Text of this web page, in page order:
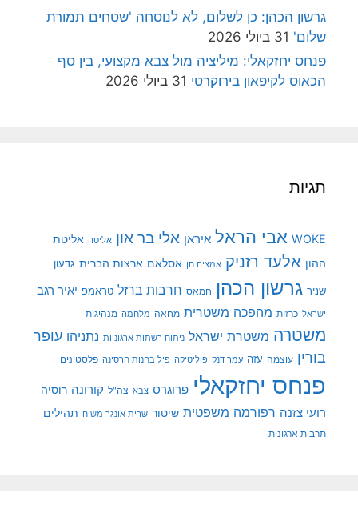
גרשון הכהן: כן לשלום, לא לנוסחה 'שטחים תמורת
שלום' 31 ביולי 2026
פנחס יחזקאלי: מיליציה מול צבא מקצועי, בין סף
הכאוס לקיפאון בירוקרטי 31 ביולי 2026
תגיות
WOKE אבי הראל איראן אלי בר און אליטה אליטת
ההון אלעד רזניק אמציה חן אסלאם ארצות הברית גדעון
שניר גרשון הכהן חמאס חרבות ברזל טראמפ יאיר רגב
ישראל כרזות מהפכה משטרית מחאה מלחמה מנהיגות
משטרה משטרת ישראל ניתוח רשתות ארגוניות נתניהו עופר
בורין עוצמה עזה עמר דנק פוליטיקה פיל בחנות חרסינה פלסטינים
פנחס יחזקאלי פרוגרס צבא צה"ל קורונה רוסיה
רועי צזנה רפורמה משפטית שיטור שרית אונגר משיח תהילים
תרבות ארגונית